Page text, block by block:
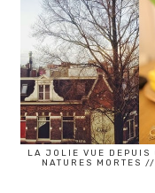
LA JOLIE VUE
NATURES MORTES